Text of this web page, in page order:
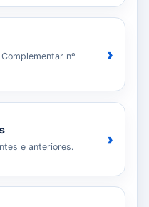
nº
›
e anteriores. ›